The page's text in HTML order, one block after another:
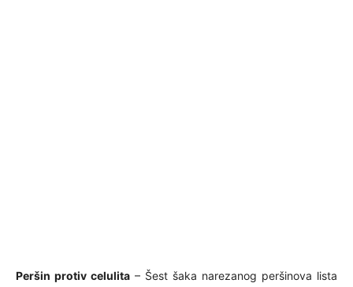
Peršin protiv celulita – Šest šaka narezanog peršinova lista